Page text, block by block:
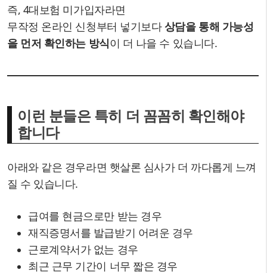
즉, 4대보험 미가입자라면
무작정 온라인 신청부터 넣기보다상담을 통해 가능성
을 먼저 확인하는 방식이 더 나을 수 있습니다.
이런 분들은 특히 더 꼼꼼히 확인해야
합니다
아래와 같은 경우라면 햇살론 심사가 더 까다롭게 느껴
질 수 있습니다.
급여를 현금으로만 받는 경우
재직증명서를 발급받기 어려운 경우
근로계약서가 없는 경우
최근 근무 기간이 너무 짧은 경우